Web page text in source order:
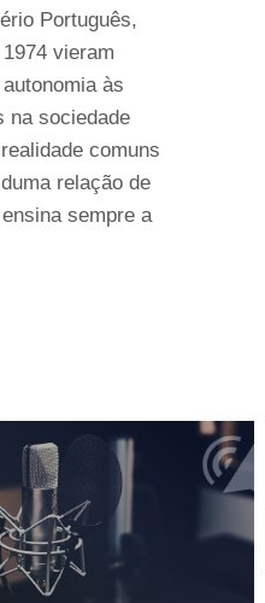
Português,
vieram
às
na sociedade
comuns
relação de
sempre a